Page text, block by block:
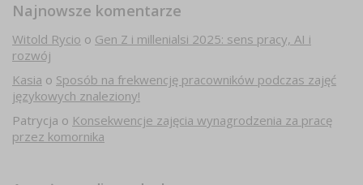
Najnowsze komentarze
Witold Rycio o Gen Z i millenialsi 2025: sens pracy, AI i
rozwój
Kasia o Sposób na frekwencję pracowników podczas zajęć
językowych znaleziony!
Patrycja o Konsekwencje zajęcia wynagrodzenia za pracę
przez komornika